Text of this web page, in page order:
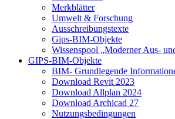
Merkblätter
Umwelt & Forschung
Ausschreibungstexte
Gips-BIM-Objekte
Wissenspool „Moderner Aus-
GIPS-BIM-Objekte
BIM- Grundlegende
Download Revit 2023
Download Allplan 2024
Download Archicad 27
Nutzungsbedingungen